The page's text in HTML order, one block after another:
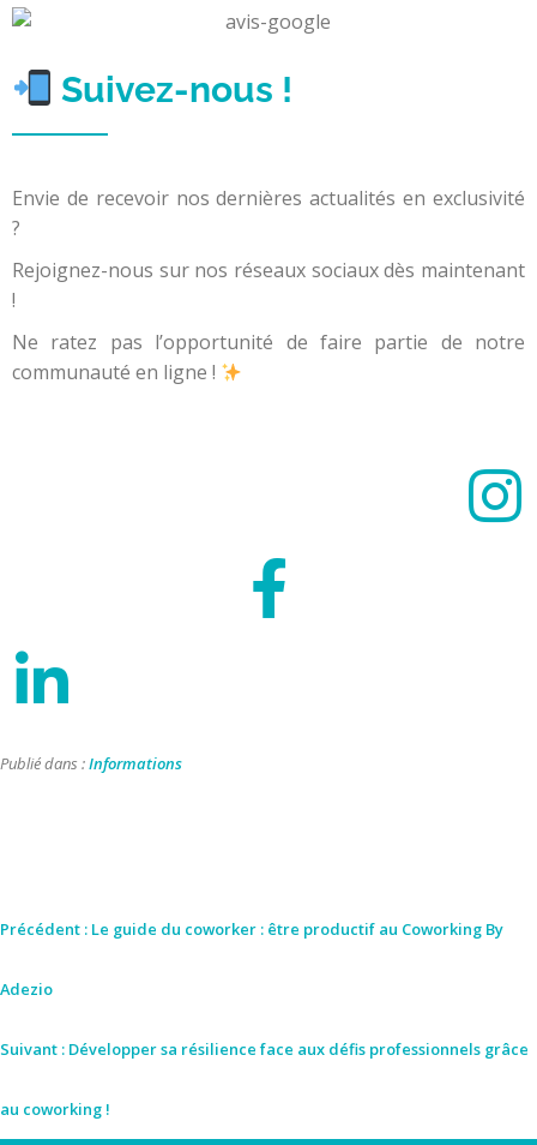
Suivez-nous !
Envie de recevoir nos dernières actualités en exclusivité
?
Rejoignez-nous sur nos réseaux sociaux dès maintenant
!
Ne ratez pas l’opportunité de faire partie de notre
communauté en ligne !
Publié dans :Informations
Précédent : Le guide du coworker : être productif au Coworking By
Adezio
Suivant : Développer sa résilience face aux défis professionnels grâce
au coworking !